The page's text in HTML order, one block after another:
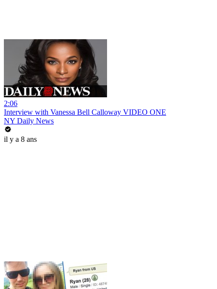
2:06
Interview with Vanessa Bell Calloway VIDEO ONE
NY Daily News
il y a 8 ans